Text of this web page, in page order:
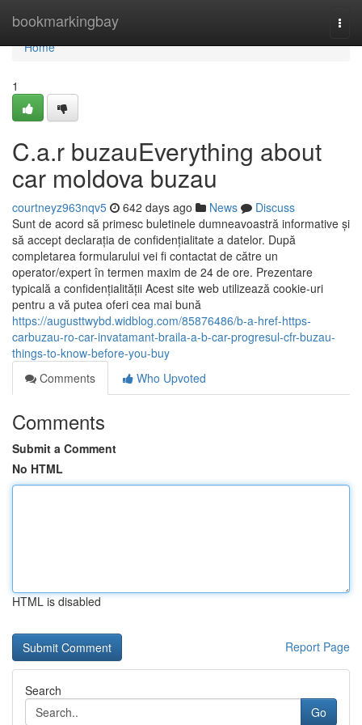
bookmarkingbay
Home
Home
1
C.a.r buzauEverything about
car moldova buzau
courtneyz963nqv5 642 days ago News
Discuss
Sunt de acord să primesc buletinele dumneavoastră informative și
să accept declarația de confidențialitate a datelor. După
completarea formularului vei fi contactat de către un
operator/expert în termen maxim de 24 de ore. Prezentare
typicală a confidențialității Acest site web utilizează cookie-uri
pentru a vă putea oferi cea mai bună
https://augusttwybd.widblog.com/85876486/b-a-href-https-
carbuzau-ro-car-invatamant-braila-a-b-car-progresul-cfr-buzau-
things-to-know-before-you-buy
Comments
Who Upvoted
Comments
Submit a Comment
No HTML
HTML is disabled
Report Page
Search
Go